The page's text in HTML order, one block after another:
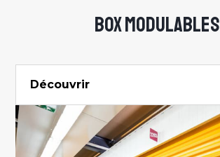
BOX MODULABLES
Découvrir